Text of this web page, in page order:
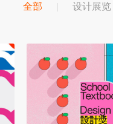
全部 设计展览